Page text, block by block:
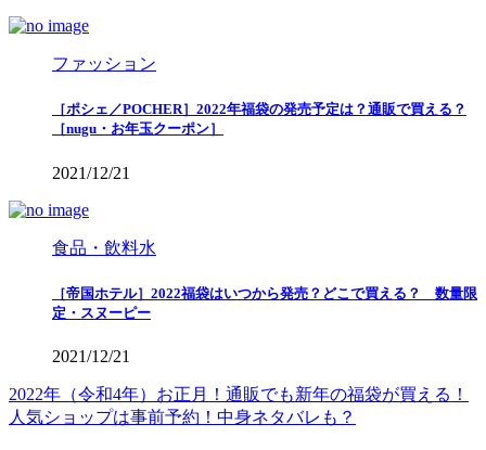
ファッション
［ポシェ／POCHER］2022年福袋の発売予定は？通販で買える？
［nugu・お年玉クーポン］
2021/12/21
食品・飲料水
［帝国ホテル］2022福袋はいつから発売？どこで買える？ 数量限
定・スヌーピー
2021/12/21
2022年（令和4年）お正月！通販でも新年の福袋が買える！
人気ショップは事前予約！中身ネタバレも？